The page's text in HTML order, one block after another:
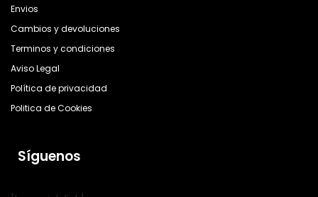
Envios
Cambios y devoluciones
Terminos y condiciones
Aviso Legal
Política de privacidad
Politica de Cookies
Síguenos